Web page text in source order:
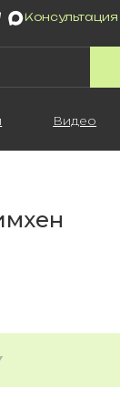
Видео